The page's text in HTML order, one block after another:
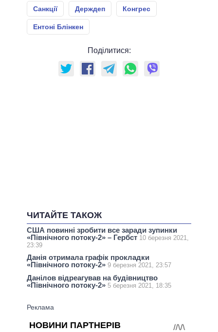
Санкції Держдеп Конгрес
Ентоні Блінкен
Поділитися:
ЧИТАЙТЕ ТАКОЖ
США повинні зробити все заради зупинки
«Північного потоку-2» – Гербст 10 березня 2021,
23:39
Данія отримала графік прокладки
«Північного потоку-2» 9 березня 2021, 23:57
Данілов відреагував на будівництво
«Північного потоку-2» 5 березня 2021, 18:35